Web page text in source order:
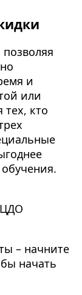
и
или
кто
– начните
начать